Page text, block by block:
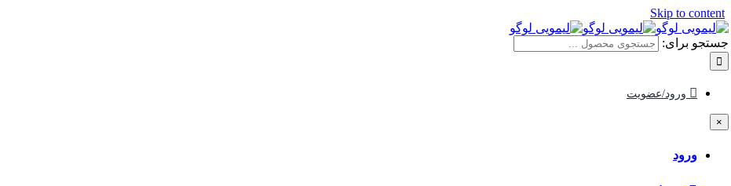
Skip to content
جستجو برای:
ورود/عضویت
×
ورود